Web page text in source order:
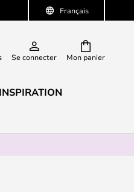
Français
Mon panier
Se connecter
INSPIRATION